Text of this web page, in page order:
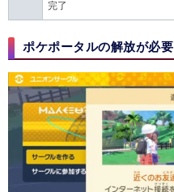
完了
ポケポータルの解放が必要